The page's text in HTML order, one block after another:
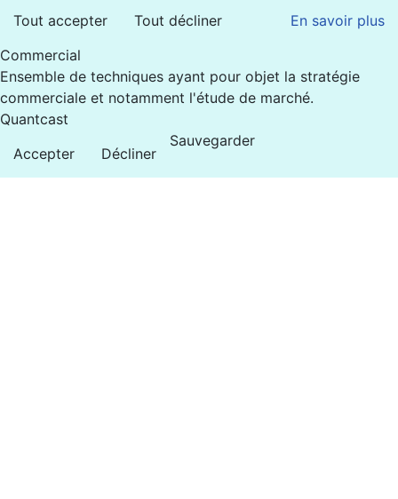
Tout accepter
Tout décliner
En savoir plus
Commercial
Ensemble de techniques ayant pour objet la stratégie
commerciale et notamment l'étude de marché.
Quantcast
Accepter
Décliner
Sauvegarder